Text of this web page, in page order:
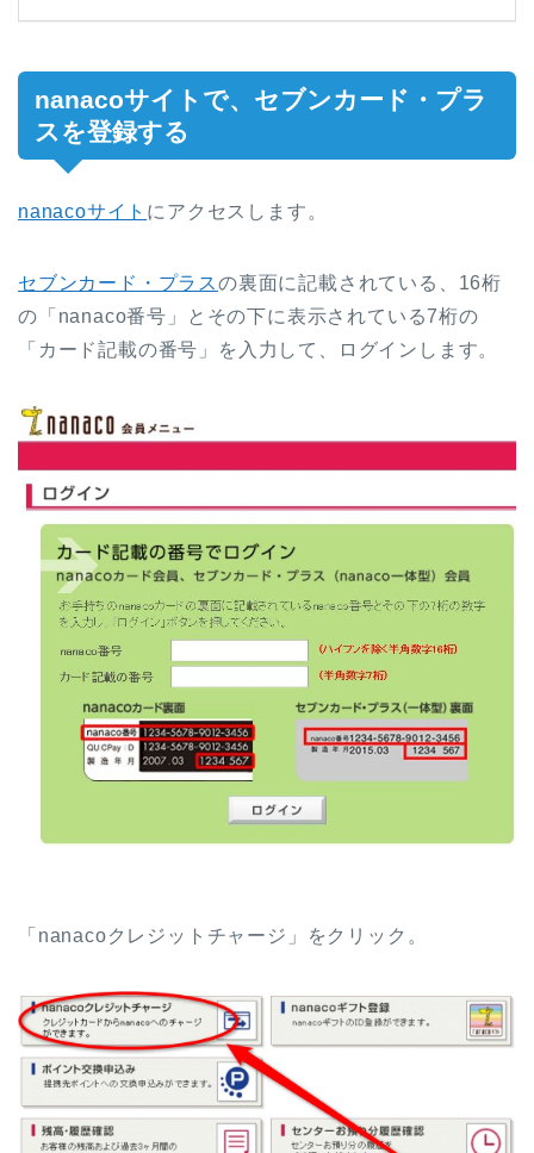
nanacoサイトで、セブンカード・プラ
スを登録する
nanacoサイト にアクセスします。
セブンカード・プラスの裏面に記載されている、16桁
の「nanaco番号」とその下に表示されている7桁の
「カード記載の番号」を入力して、ログインします。
「nanacoクレジットチャージ」をクリック。